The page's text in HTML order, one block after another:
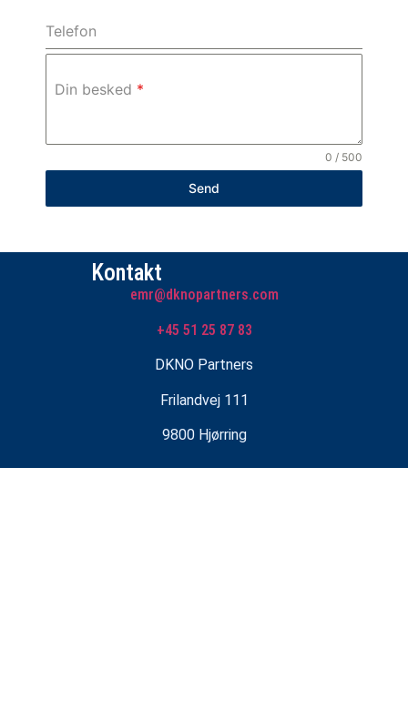
Telefon
Din besked *
0 / 500
Send
Kontakt
emr@dknopartners.com
+45 51 25 87 83
DKNO Partners
Frilandvej 111
9800 Hjørring